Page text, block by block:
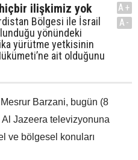
ilişkimiz yok
Bölgesi ile İsrail
yönündeki
yürütme yetkisinin
ait olduğunu
A+
A-
Barzani, bugün (8
Jazeera televizyonuna
ve bölgesel konuları